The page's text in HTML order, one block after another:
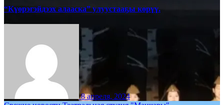
“Күөрэгэйдээх алааска” улуустааҕы көрүү.
8 апреля, 2024